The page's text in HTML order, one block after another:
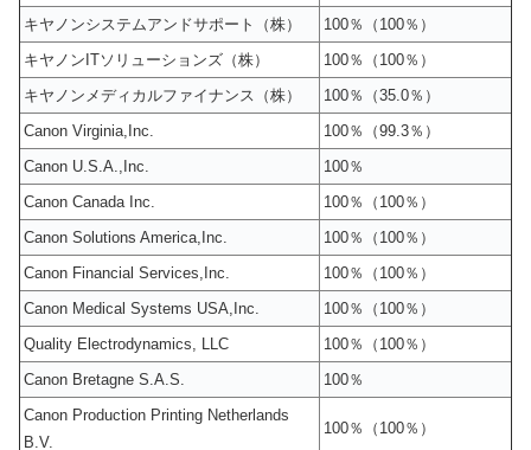
キヤノンシステムアンドサポート（株）
100％（100％）
キヤノンITソリューションズ（株）
100％（100％）
キヤノンメディカルファイナンス（株）
100％（35.0％）
Canon Virginia,Inc.
100％（99.3％）
Canon U.S.A.,Inc.
100％
Canon Canada Inc.
100％（100％）
Canon Solutions America,Inc.
100％（100％）
Canon Financial Services,Inc.
100％（100％）
Canon Medical Systems USA,Inc.
100％（100％）
Quality Electrodynamics, LLC
100％（100％）
Canon Bretagne S.A.S.
100％
Canon Production Printing Netherlands
B.V.
100％（100％）